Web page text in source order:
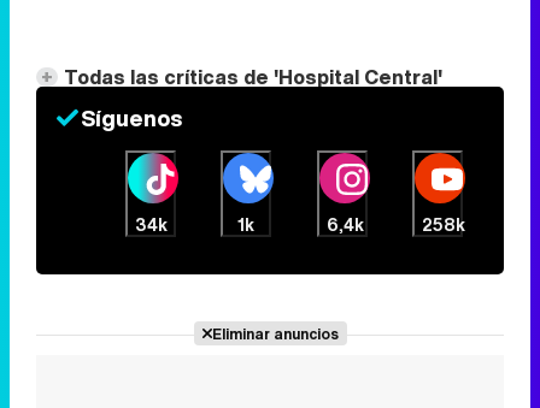
Todas las críticas de 'Hospital Central'
Síguenos
34k 1k 6,4k 258k
Eliminar anuncios